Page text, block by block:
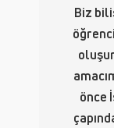
Biz
önce